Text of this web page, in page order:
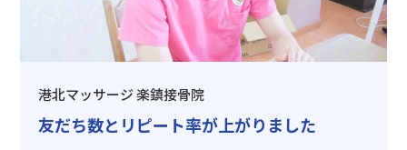
港北マッサージ 楽鎮接骨院
友だち数とリピート率が上がりました